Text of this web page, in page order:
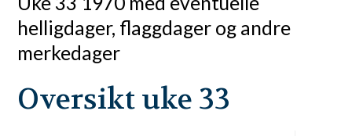
helligdager, flaggdager og andre
merkedager
Oversikt uke 33